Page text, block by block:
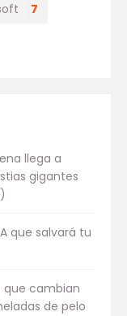
7
llega a
gigantes
que salvará tu
que cambian
de pelo